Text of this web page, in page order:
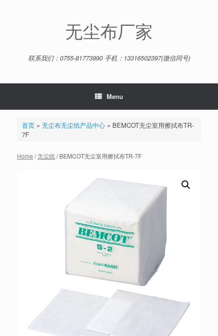
无尘布厂家
联系我们：0755-81773990 手机：13316502397(微信同号)
Menu
首页» 无尘布无尘纸产品中心» BEMCOT无尘室用擦拭布TR-
7F
Home /无尘纸/ BEMCOT无尘室用擦拭布TR-7F